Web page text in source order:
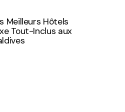
Meilleurs Hôtels
Tout-Inclus aux